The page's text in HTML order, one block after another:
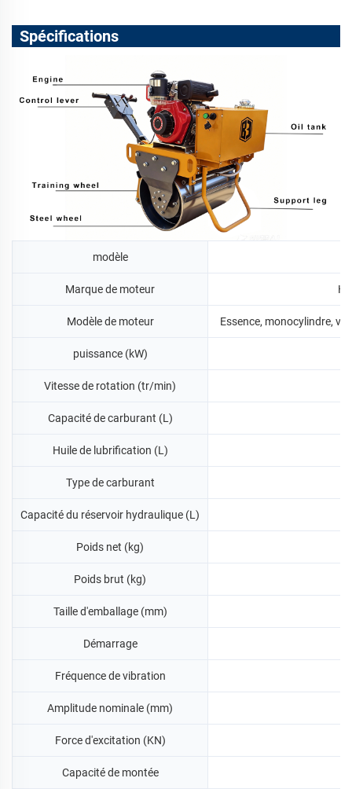
Spécifications
modèle
Marque de moteur
Modèle de moteur Essence, monocylindre,
puissance (kW)
Vitesse de rotation (tr/min)
Capacité de carburant (L)
Huile de lubrification (L)
Type de carburant
Capacité du réservoir hydraulique (L)
Poids net (kg)
Poids brut (kg)
Taille d'emballage (mm)
Démarrage
Fréquence de vibration
Amplitude nominale (mm)
Force d'excitation (KN)
Capacité de montée